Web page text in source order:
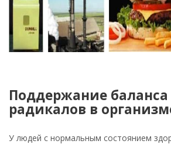
Поддержание
радикалов в
У людей с нормальным состоянием